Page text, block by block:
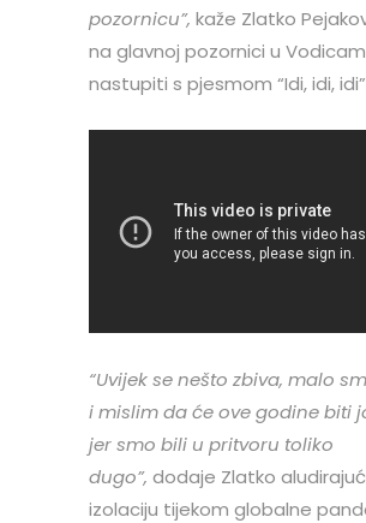
pozornicu”, kaže Zlatko
na glavnoj pozornici u
nastupiti s pjesmom “Idi, idi,
“Uvijek se nešto zbiva, malo
i mislim da će ove godine biti
jer smo bili u pritvoru toliko
dugo”, dodaje Zlatko
izolaciju tijekom globalne